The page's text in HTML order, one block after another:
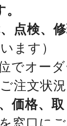
点検、
ます）
位でオー
注文状
価格、
窓口に